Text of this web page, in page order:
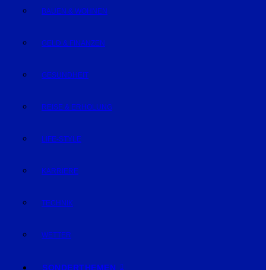
BAUEN & WOHNEN
GELD & FINANZEN
GESUNDHEIT
REISE & ERHOLUNG
LIFE-STYLE
KARRIERE
TECHNIK
WETTER
SONDERTHEMEN